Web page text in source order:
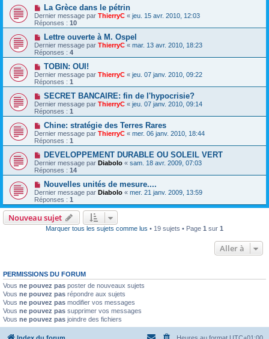
La Grèce dans le pétrin
Dernier message par ThierryC « jeu. 15 avr. 2010, 12:03
Réponses : 10
Lettre ouverte à M. Ospel
Dernier message par ThierryC « mar. 13 avr. 2010, 18:23
Réponses : 4
TOBIN: OUI!
Dernier message par ThierryC « jeu. 07 janv. 2010, 09:22
Réponses : 1
SECRET BANCAIRE: fin de l'hypocrisie?
Dernier message par ThierryC « jeu. 07 janv. 2010, 09:14
Réponses : 1
Chine: stratégie des Terres Rares
Dernier message par ThierryC « mer. 06 janv. 2010, 18:44
Réponses : 1
DEVELOPPEMENT DURABLE OU SOLEIL VERT
Dernier message par Diabolo « sam. 18 avr. 2009, 07:03
Réponses : 14
Nouvelles unités de mesure....
Dernier message par Diabolo « mer. 21 janv. 2009, 13:59
Réponses : 1
Nouveau sujet
Marquer tous les sujets comme lus • 19 sujets • Page 1 sur 1
Aller à
PERMISSIONS DU FORUM
Vous ne pouvez pas poster de nouveaux sujets
Vous ne pouvez pas répondre aux sujets
Vous ne pouvez pas modifier vos messages
Vous ne pouvez pas supprimer vos messages
Vous ne pouvez pas joindre des fichiers
Index du forum Heures au format UTC+01:00